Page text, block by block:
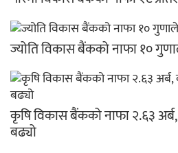
ज्योति विकास बैंकको नाफा १०
कृषि विकास बैंकको नाफा २.६३
बढ्यो